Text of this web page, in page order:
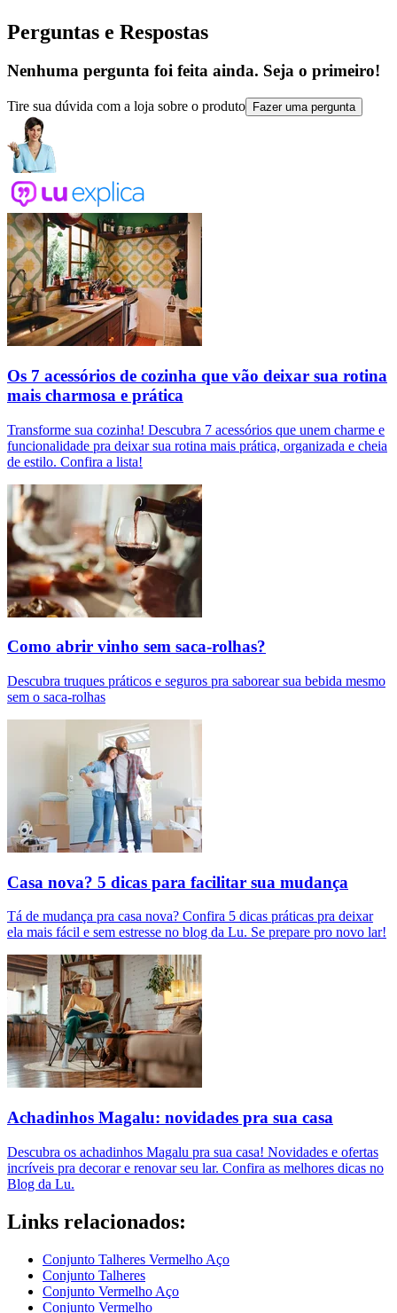
Perguntas e Respostas
Nenhuma pergunta foi feita ainda. Seja o primeiro!
Tire sua dúvida com a loja sobre o produto Fazer uma pergunta
Os 7 acessórios de cozinha que vão deixar sua rotina
mais charmosa e prática
Transforme sua cozinha! Descubra 7 acessórios que unem charme e
funcionalidade pra deixar sua rotina mais prática, organizada e cheia
de estilo. Confira a lista!
Como abrir vinho sem saca-rolhas?
Descubra truques práticos e seguros pra saborear sua bebida mesmo
sem o saca-rolhas
Casa nova? 5 dicas para facilitar sua mudança
Tá de mudança pra casa nova? Confira 5 dicas práticas pra deixar
ela mais fácil e sem estresse no blog da Lu. Se prepare pro novo lar!
Achadinhos Magalu: novidades pra sua casa
Descubra os achadinhos Magalu pra sua casa! Novidades e ofertas
incríveis pra decorar e renovar seu lar. Confira as melhores dicas no
Blog da Lu.
Links relacionados:
Conjunto Talheres Vermelho Aço
Conjunto Talheres
Conjunto Vermelho Aço
Conjunto Vermelho